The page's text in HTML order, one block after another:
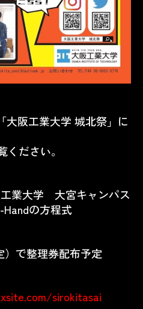
大阪工業大学 城北祭」に
ださい。
業大学 大宮キャンパス
の方程式
）で整理券配布予定
sirokitasai